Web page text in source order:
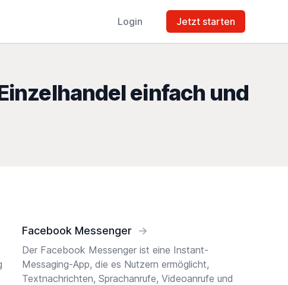
Login Jetzt starten
einfach und
Facebook Messenger →
Der Facebook Messenger ist eine Instant-
Messaging-App, die es Nutzern ermöglicht,
Textnachrichten, Sprachanrufe, Videoanrufe und